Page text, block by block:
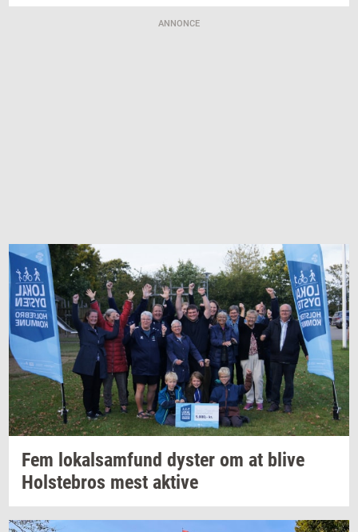
ANNONCE
Fem lo­kal­sam­fund dy­ster om at blive
Holste­bros mest ak­ti­ve